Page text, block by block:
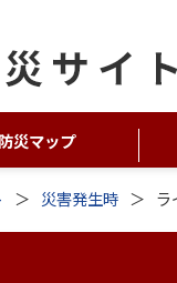
防災マップ
災害発生時 ラ